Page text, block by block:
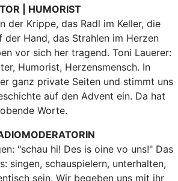
| HUMORIST
der Krippe, das Radl im Keller, die
Hand, das Strahlen im Herzen
vor sich her tragend. Toni Lauerer:
Humorist, Herzensmensch. In
ganz private Seiten und stimmt uns
auf den Advent ein. Da hat
Worte.
"schau hi! Des is oine vo uns!" Das
singen, schauspielern, unterhalten,
sein. Wir begeben uns mit ihr